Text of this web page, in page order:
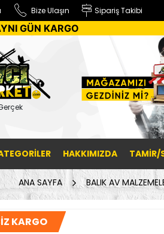
Bize Ulaşın Sipariş Takibi
GÜN KARGO
HAKKIMIZDA TAMİR/
ANA SAYFA BALIK AV
KARGO